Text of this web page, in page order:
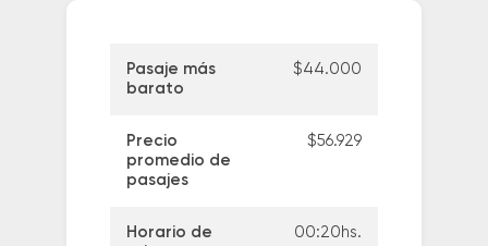
Pasaje más
barato
$44.000
Precio
promedio de
pasajes
$56.929
Horario de
00:20hs.